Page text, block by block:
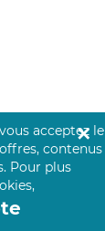
est cryptée
acceptez le
contenus
Pour plus
✕